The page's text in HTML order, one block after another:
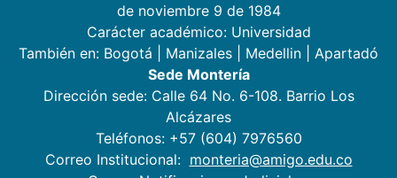
de noviembre 9 de 1984
Carácter académico: Universidad
También en: Bogotá Manizales Medellin
Apartadó
Sede Montería
Dirección sede: Calle 64 No. 6-108. Barrio Los
Alcázares
Teléfonos: +57 (604) 7976560
Correo Institucional: monteria@amigo.edu.co